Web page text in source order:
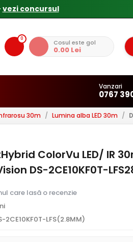
vezi concursul
0 Cosul este gol
0.00 Lei
Vanzari
0767
30m / Lumina alba LED 30m /
ColorVu LED/ IR
DS-2CE10KF0T-
care lasă o recenzie
2CE10KF0T-LFS(2.8MM)